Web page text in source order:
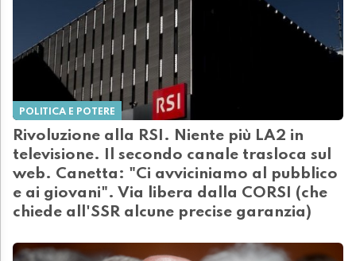
POLITICA E POTERE
Rivoluzione alla RSI. Niente più LA2 in
televisione. Il secondo canale trasloca sul
web. Canetta: "Ci avviciniamo al pubblico
e ai giovani". Via libera dalla CORSI (che
chiede all'SSR alcune precise garanzia)